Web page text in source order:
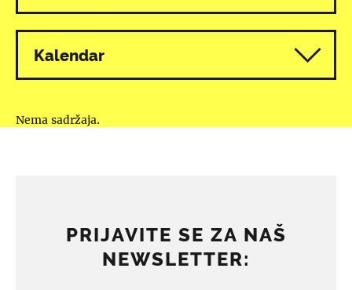
Kalendar
Nema sadržaja.
PRIJAVITE SE ZA NAŠ
NEWSLETTER: